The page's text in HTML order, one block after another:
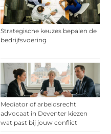
Strategische keuzes bepalen de
bedrijfsvoering
Mediator of arbeidsrecht
advocaat in Deventer kiezen
wat past bij jouw conflict